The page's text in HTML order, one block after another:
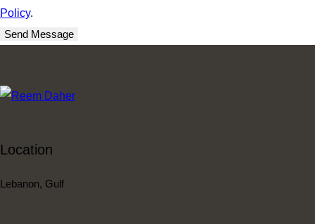
Policy.
Send Message
Location
Lebanon, Gulf